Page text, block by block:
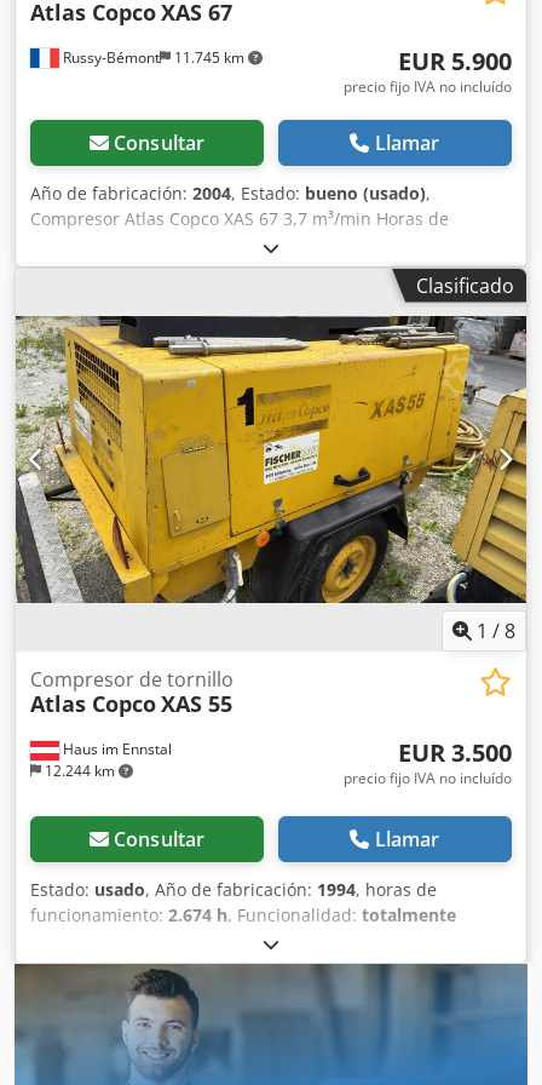
pregunta, póngase en contacto con nosotros
Russy-Bémont 11.745 km
Atlas CopcoXAS 67
EUR 5.900
precio fijo IVA no incluído
Consultar Llamar
Año de fabricación: 2004, Estado: bueno (usado),
Compresor Atlas Copco XAS 67 3,7 m³/min Horas de
funcionamiento: 2.371 h Motor Deutz Tipo: diésel
Crodoiywpzopfx Ak Esf
Clasificado
1 /8
Haus im Ennstal
12.244 km
Compresor de tornillo
Atlas CopcoXAS 55
EUR 3.500
precio fijo IVA no incluído
Consultar Llamar
Estado: usado, Año de fabricación: 1994, horas de
funcionamiento: 2.674 h, Funcionalidad: totalmente
, Atlas Copco XAS 55 Compresor de obra /
Compresor de tornillo - Año 1994 - incluye accesorios
Venta comercial de un compresor móvil Atlas Copco XAS 55
en paquete completo. En venta un compresor de tornillo
fiable y robusto del reconocido fabricante Atlas Copco,
modelo XAS 55. El equipo proviene de la flota de Fischer